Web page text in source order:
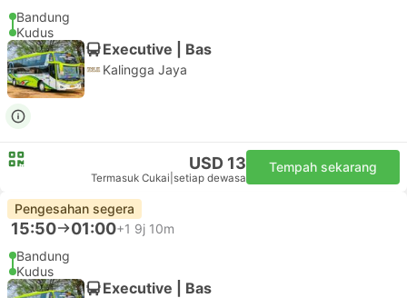
Bandung
Kudus
Executive | Bas
Kalingga Jaya
USD 13
Termasuk Cukai setiap dewasa
Tempah sekarang
Pengesahan segera
15:50 01:00+1 9j 10m
Bandung
Kudus
Executive | Bas